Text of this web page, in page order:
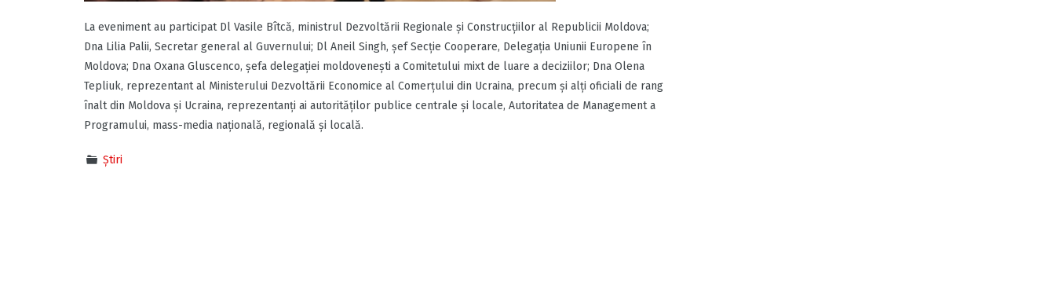
La eveniment au participat Dl Vasile Bîtcă, ministrul Dezvoltării Regionale și Construcțiilor al Republicii Moldova;
Dna Lilia Palii, Secretar general al Guvernului; Dl Aneil Singh, şef Secţie Cooperare, Delegaţia Uniunii Europene în
Moldova; Dna Oxana Gluscenco, șefa delegației moldovenești a Comitetului mixt de luare a deciziilor; Dna Olena
Tepliuk, reprezentant al Ministerului Dezvoltării Economice al Comerțului din Ucraina, precum și alți oficiali de rang
înalt din Moldova și Ucraina, reprezentanți ai autorităților publice centrale și locale, Autoritatea de Management a
Programului, mass-media națională, regională și locală.
Știri